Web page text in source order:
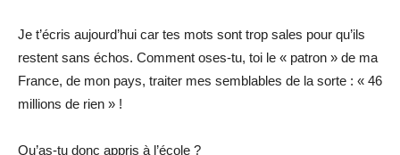
Je t’écris aujourd’hui car tes mots sont trop sales pour qu’ils
restent sans échos. Comment oses-tu, toi le « patron » de ma
France, de mon pays, traiter mes semblables de la sorte : « 46
millions de rien » !
Qu’as-tu donc appris à l’école ?